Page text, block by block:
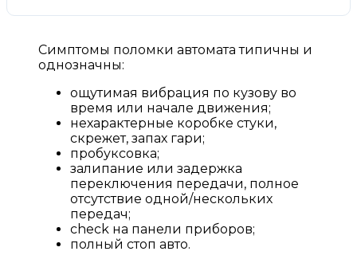
Симптомы поломки автомата типичны и
однозначны:
ощутимая вибрация по кузову во
время или начале движения;
нехарактерные коробке стуки,
скрежет, запах гари;
пробуксовка;
залипание или задержка
переключения передачи, полное
отсутствие одной/нескольких
передач;
check на панели приборов;
полный стоп авто.